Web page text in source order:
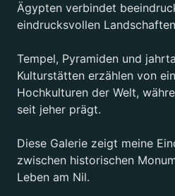
Ägypten verbindet
eindrucksvollen
Tempel, Pyramiden und
Kulturstätten erzählen von
Hochkulturen der Welt,
seit jeher prägt.
Diese Galerie zeigt meine
zwischen historischen
Leben am Nil.